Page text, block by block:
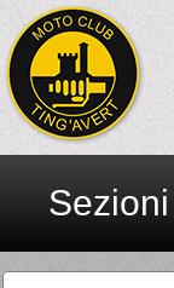
Sezioni